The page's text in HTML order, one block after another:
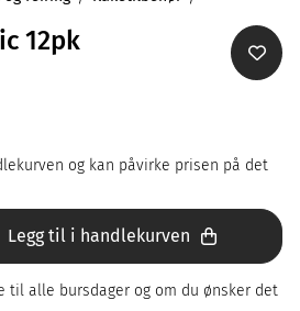
12pk
og kan påvirke prisen på det
Legg til i handlekurven
til alle bursdager og om du ønsker det